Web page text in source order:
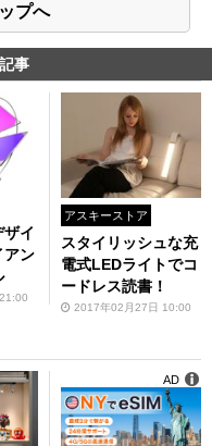
プへ
事
ザイ
アン
アスキーストア
スタイリッシュな充
電式LEDライトでコ
ードレス読書！
2017年02月27日 10:00
AD